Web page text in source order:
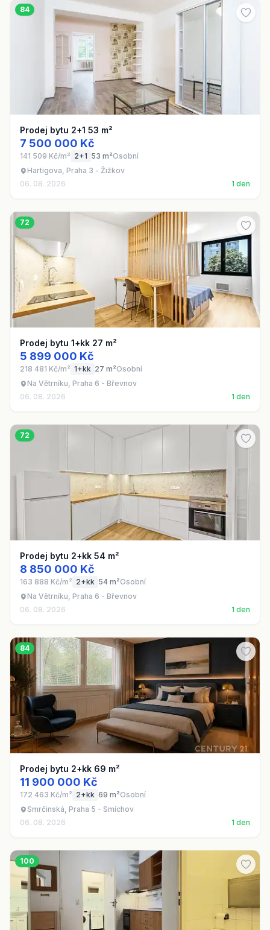
84
Prodej bytu 2+1 53 m²
7 500 000 Kč
141 509 Kč/m² 2+1 53 m²Osobní
Hartigova, Praha 3 - Žižkov
06. 08. 2026
1 den
72
Prodej bytu 1+kk 27 m²
5 899 000 Kč
218 481 Kč/m² 1+kk 27 m²Osobní
Na Větrníku, Praha 6 - Břevnov
06. 08. 2026
1 den
72
Prodej bytu 2+kk 54 m²
8 850 000 Kč
163 888 Kč/m² 2+kk 54 m²Osobní
Na Větrníku, Praha 6 - Břevnov
06. 08. 2026
1 den
84
Prodej bytu 2+kk 69 m²
11 900 000 Kč
172 463 Kč/m² 2+kk 69 m²Osobní
Smrčinská, Praha 5 - Smíchov
06. 08. 2026
1 den
100